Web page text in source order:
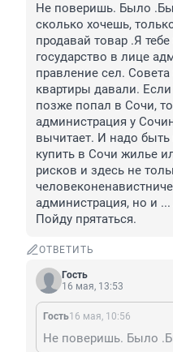
Не поверишь. Было
сколько хочешь,
продавай товар .Я
государство в лице
правление сел.
квартиры давали.
позже попал в Сочи,
администрация у
вычитает. И надо
купить в Сочи жилье
рисков и здесь не
администрация, но и
Пойду прятаться.
ОТВЕТИТЬ
Гость
16 мая, 13:53
Гость16 мая, 10:56